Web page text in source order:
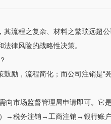
其流程之复杂、材料之繁琐远
律风险的战略性决策。
鼓励，流程简化；而公司注销是
向市场监督管理局申请即可。
→税务注销→工商注销→银行账